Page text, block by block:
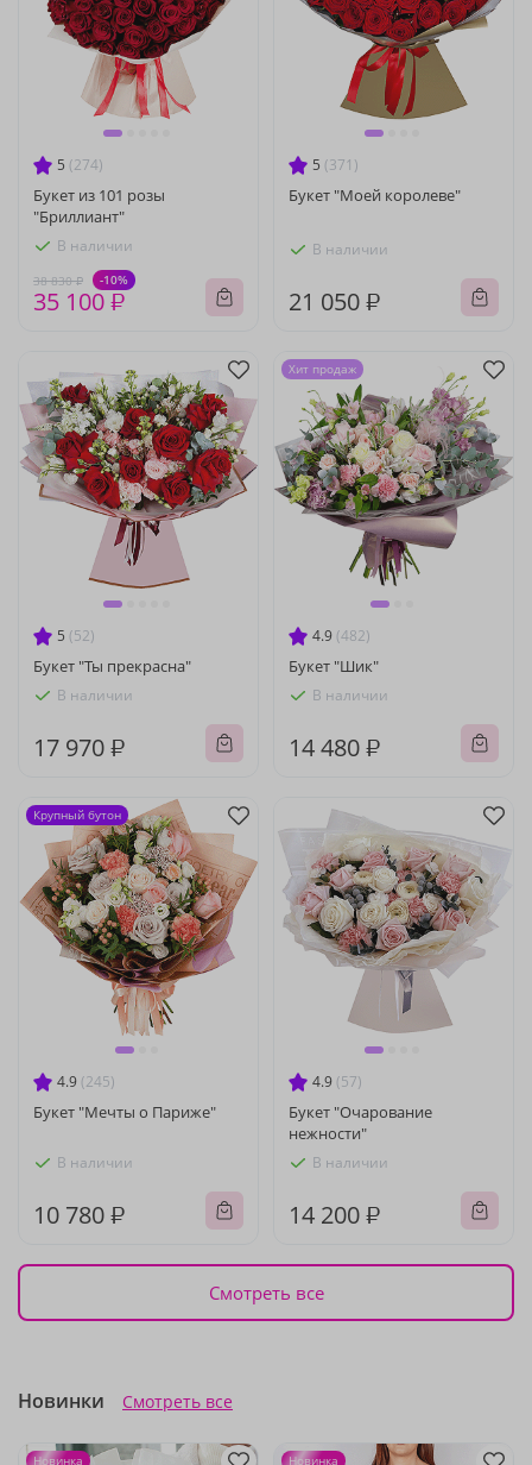
5 (274)
Букет из 101 розы
"Бриллиант"
В наличии
38 830 ₽ -10%
35 100 ₽
5 (371)
Букет "Моей королеве"
В наличии
21 050 ₽
5 (52)
Букет "Ты прекрасна"
В наличии
17 970 ₽
4.9 (482)
Букет "Шик"
В наличии
14 480 ₽
Хит продаж
4.9 (245)
Букет "Мечты о Париже"
В наличии
10 780 ₽
Крупный бутон
4.9 (57)
Букет "Очарование
нежности"
В наличии
14 200 ₽
Смотреть все
Новинки Смотреть все
Новинка Новинка